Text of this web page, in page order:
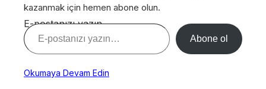
kazanmak için hemen abone olun.
E-postanızı yazın…
Abone ol
Okumaya Devam Edin